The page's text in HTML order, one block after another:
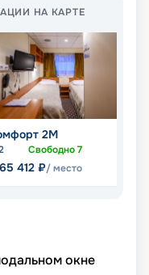
НА КАРТЕ
2M
Свободно7
65 412 ₽/ место
окне